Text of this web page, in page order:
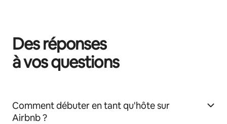
Des réponses
à vos questions
Comment débuter en tant qu'hôte sur
Airbnb ?